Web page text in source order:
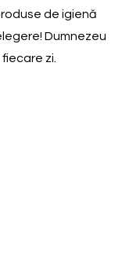
de igienă
Dumnezeu
zi.